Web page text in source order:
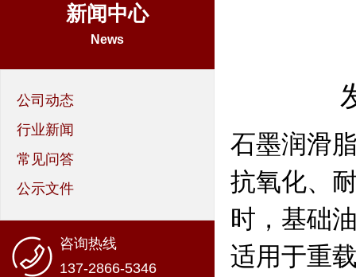
新闻中心
News
公司动态
行业新闻
常见问答
公示文件
咨询热线
137-2866-5346
石墨润滑
抗氧化、
时，基础
适用于重